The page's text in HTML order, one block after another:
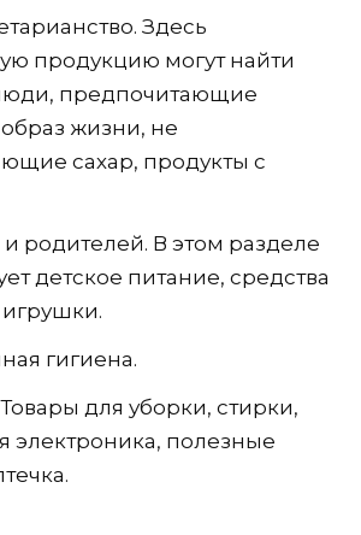
Здесь
продукцию могут найти
предпочитающие
жизни, не
сахар, продукты с
родителей. В этом разделе
детское питание, средства
игрушки.
гигиена.
для уборки, стирки,
электроника, полезные